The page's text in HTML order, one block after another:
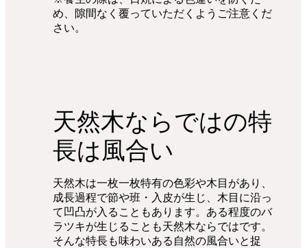
め、隙間なく覆っていただくようご注意くだ
さい。
天然木ならではの特
長は風合い
天然木は一枚一枚特有の色彩や木目があり、
成長過程で節や班・入皮が生じ、木目に沿っ
て凹凸が入ることもあります。ある程度のバ
ラツキが生じることも天然木ならではです。
そんな特長も味わいある自然の風合いと捉